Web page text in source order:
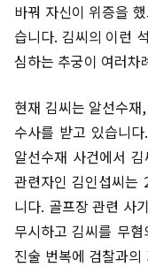
바꿔 자신이 위증을
습니다. 김씨의 이런
심하는 추궁이 여러차
현재 김씨는 알선수
수사를 받고 있습니
알선수재 사건에서
관련자인 김인섭씨는
니다. 골프장 관련 사
무시하고 김씨를 무
진술 번복에 검찰과